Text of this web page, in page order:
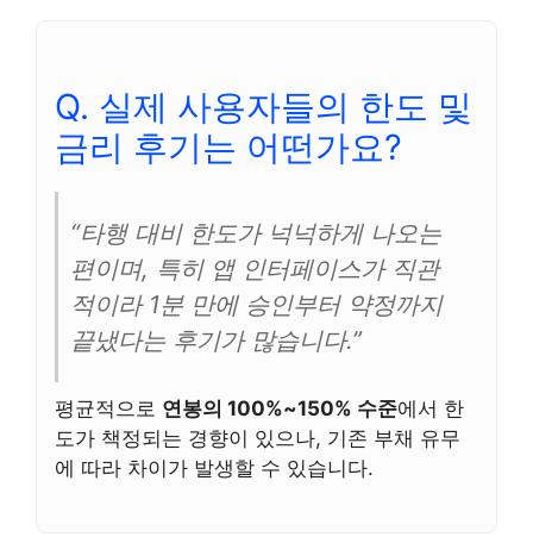
Q. 실제 사용자들의 한도 및
금리 후기는 어떤가요?
“타행 대비 한도가 넉넉하게 나오는
편이며, 특히 앱 인터페이스가 직관
적이라 1분 만에 승인부터 약정까지
끝냈다는 후기가 많습니다.”
평균적으로 연봉의 100%~150% 수준에서 한
도가 책정되는 경향이 있으나, 기존 부채 유무
에 따라 차이가 발생할 수 있습니다.